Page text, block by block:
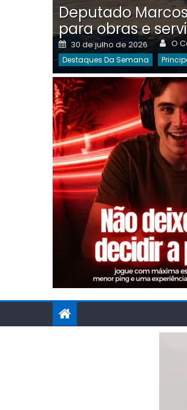
Deputado
para obras e
Posted
on
30 de julho de 2026 O
Destaques Da Semana